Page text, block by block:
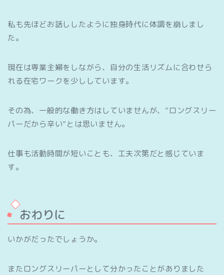
私も先ほどお話ししたように独身時代に体調を崩しまし
た。
現在は専業主婦をしながら、自分の生活リズムに合わせら
れる在宅ワークを少ししています。
その為、一般的な働き方はしていませんが、”ロングスリー
パーだから辛い”とは思いません。
仕事も活動時間が短いことも、工夫次第だと感じていま
す。
おわりに
いかがだったでしょうか。
またロングスリーパーとして分かったことがありました